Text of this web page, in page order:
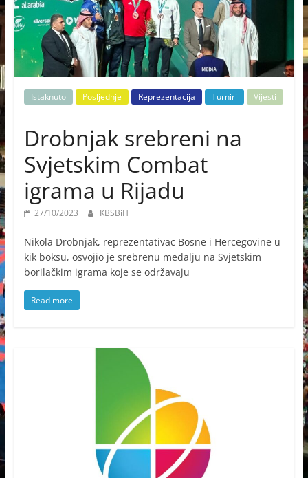
Istaknuto Posljednje Reprezentacija Turniri Vijesti
Drobnjak srebreni na
Svjetskim Combat
igrama u Rijadu
27/10/2023 KBSBiH
Nikola Drobnjak, reprezentativac Bosne i Hercegovine u
kik boksu, osvojio je srebrenu medalju na Svjetskim
borilačkim igrama koje se održavaju
Read more